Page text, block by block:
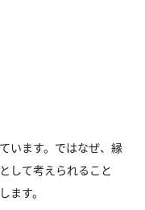
います。ではなぜ、縁
して考えられること
ます。